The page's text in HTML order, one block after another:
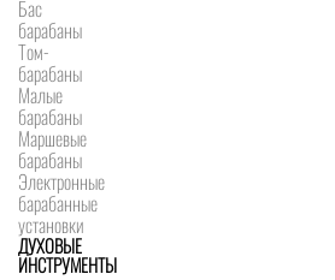
Бас
барабаны
Том-
барабаны
Малые
барабаны
Маршевые
барабаны
Электронные
барабанные
установки
ДУХОВЫЕ
ИНСТРУМЕНТЫ